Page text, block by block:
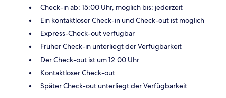
Check-in ab: 15:00 Uhr, möglich bis: jederzeit
Ein kontaktloser Check-in und Check-out ist möglich
Express-Check-out verfügbar
Früher Check-in unterliegt der Verfügbarkeit
Der Check-out ist um 12:00 Uhr
Kontaktloser Check-out
Später Check-out unterliegt der Verfügbarkeit